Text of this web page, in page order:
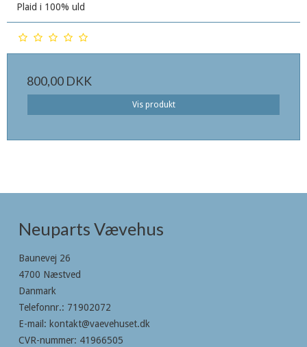
Plaid i 100% uld
800,00 DKK
Vis produkt
Neuparts Vævehus
Baunevej 26
4700 Næstved
Danmark
Telefonnr.: 71902072
E-mail : kontakt@vaevehuset.dk
CVR-nummer: 41966505